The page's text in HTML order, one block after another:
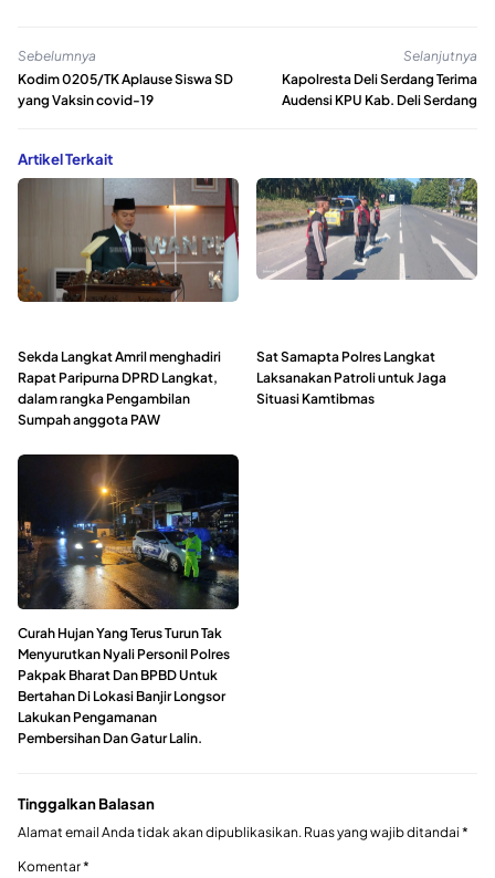
Sebelumnya
Kodim 0205/TK Aplause Siswa SD
yang Vaksin covid-19
Selanjutnya
Kapolresta Deli Serdang Terima
Audensi KPU Kab. Deli Serdang
Artikel Terkait
Sekda Langkat Amril menghadiri
Rapat Paripurna DPRD Langkat,
dalam rangka Pengambilan
Sumpah anggota PAW
Sat Samapta Polres Langkat
Laksanakan Patroli untuk Jaga
Situasi Kamtibmas
Curah Hujan Yang Terus Turun Tak
Menyurutkan Nyali Personil Polres
Pakpak Bharat Dan BPBD Untuk
Bertahan Di Lokasi Banjir Longsor
Lakukan Pengamanan
Pembersihan Dan Gatur Lalin.
Tinggalkan Balasan
Alamat email Anda tidak akan dipublikasikan. Ruas yang wajib ditandai *
Komentar*